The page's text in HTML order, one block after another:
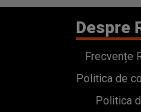
Despre
Frecvențe
Politica de
Politica